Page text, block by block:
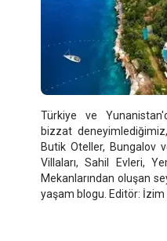
Türkiye ve
bizzat
Butik Oteller, Bungalov
Villaları, Sahil Evleri,
Mekanlarından oluşan
yaşam blogu. Editör: